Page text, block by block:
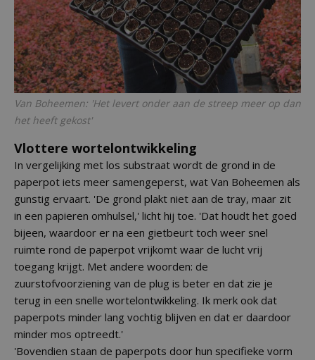
Van Boheemen: 'Het levert onder aan de streep meer op dan
het heeft gekost'
Vlottere wortelontwikkeling
In vergelijking met los substraat wordt de grond in de
paperpot iets meer samengeperst, wat Van Boheemen als
gunstig ervaart. 'De grond plakt niet aan de tray, maar zit
in een papieren omhulsel,' licht hij toe. 'Dat houdt het goed
bijeen, waardoor er na een gietbeurt toch weer snel
ruimte rond de paperpot vrijkomt waar de lucht vrij
toegang krijgt. Met andere woorden: de
zuurstofvoorziening van de plug is beter en dat zie je
terug in een snelle wortelontwikkeling. Ik merk ook dat
paperpots minder lang vochtig blijven en dat er daardoor
minder mos optreedt.'
'Bovendien staan de paperpots door hun specifieke vorm